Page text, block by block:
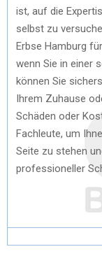
ist, auf die
selbst zu
Erbse Hamburg
wenn Sie in einer
können Sie
Ihrem Zuhause
Schäden oder
Fachleute, um
Seite zu stehen
professioneller